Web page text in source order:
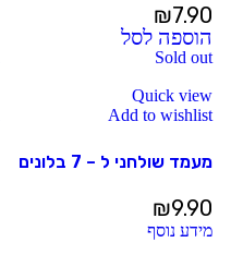
₪7.90
הוספה לסל
Sold out
Quick view
Add to wishlist
מעמד שולחני ל – 7 בלונים
₪9.90
מידע נוסף